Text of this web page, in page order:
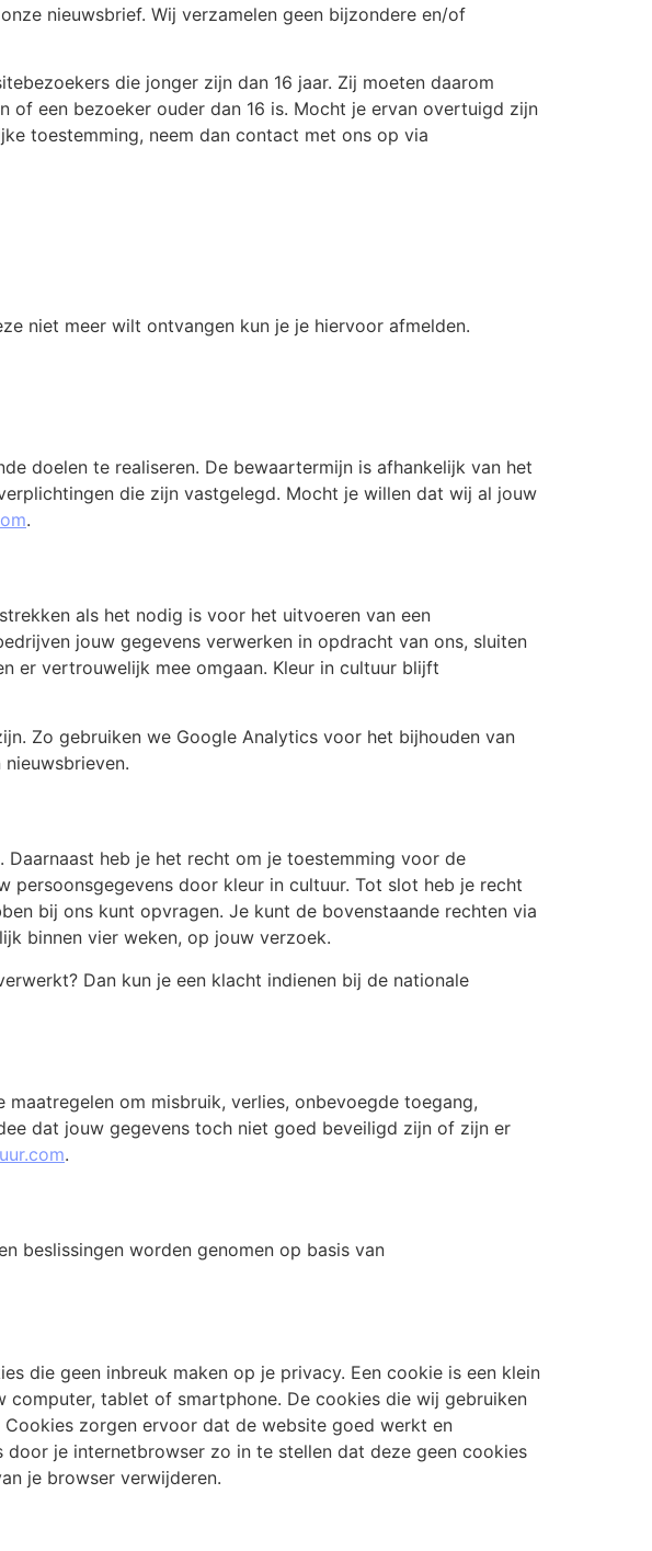
nieuwsbrief. Wij verzamelen geen bijzondere en/of
die jonger zijn dan 16 jaar. Zij moeten daarom
een bezoeker ouder dan 16 is. Mocht je ervan overtuigd zijn
toestemming, neem dan contact met ons op via
niet meer wilt ontvangen kun je je hiervoor afmelden.
doelen te realiseren. De bewaartermijn is afhankelijk van het
die zijn vastgelegd. Mocht je willen dat wij al jouw
.
als het nodig is voor het uitvoeren van een
jouw gegevens verwerken in opdracht van ons, sluiten
er vertrouwelijk mee omgaan. Kleur in cultuur blijft
Zo gebruiken we Google Analytics voor het bijhouden van
heb je het recht om je toestemming voor de
door kleur in cultuur. Tot slot heb je recht
bij ons kunt opvragen. Je kunt de bovenstaande rechten via
binnen vier weken, op jouw verzoek.
Dan kun je een klacht indienen bij de nationale
om misbruik, verlies, onbevoegde toegang,
dat jouw gegevens toch niet goed beveiligd zijn of zijn er
.
beslissingen worden genomen op basis van
die geen inbreuk maken op je privacy. Een cookie is een klein
tablet of smartphone. De cookies die wij gebruiken
zorgen ervoor dat de website goed werkt en
je internetbrowser zo in te stellen dat deze geen cookies
je browser verwijderen.